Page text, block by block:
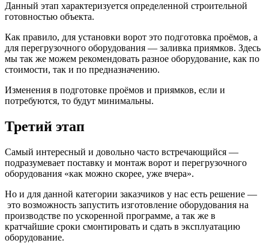
Данный этап характеризуется определенной строительной
готовностью объекта.
Как правило, для установки ворот это подготовка проёмов, а
для перегрузочного оборудования — заливка приямков. Здесь
мы так же можем рекомендовать разное оборудование, как по
стоимости, так и по предназначению.
Изменения в подготовке проёмов и приямков, если и
потребуются, то будут минимальны.
Третий этап
Самый интересный и довольно часто встречающийся —
подразумевает поставку и монтаж ворот и перегрузочного
оборудования «как можно скорее, уже вчера».
Но и для данной категории заказчиков у нас есть решение —
это возможность запустить изготовление оборудования на
производстве по ускоренной программе, а так же в
кратчайшие сроки смонтировать и сдать в эксплуатацию
оборудование.